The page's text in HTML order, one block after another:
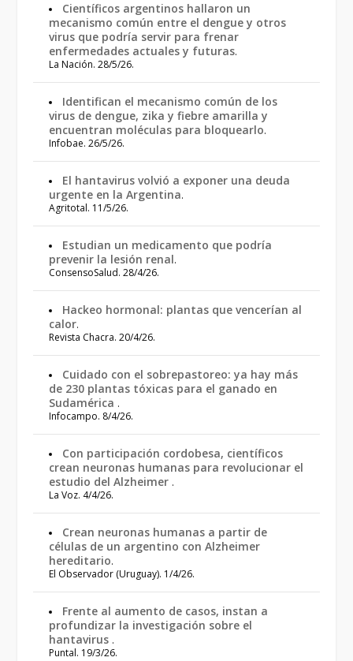
Científicos argentinos hallaron un
mecanismo común entre el dengue y otros
virus que podría servir para frenar
enfermedades actuales y futuras.
La Nación. 28/5/26.
Identifican el mecanismo común de los
virus de dengue, zika y fiebre amarilla y
encuentran moléculas para bloquearlo.
Infobae. 26/5/26.
El hantavirus volvió a exponer una deuda
urgente en la Argentina.
Agritotal. 11/5/26.
Estudian un medicamento que podría
prevenir la lesión renal.
ConsensoSalud. 28/4/26.
Hackeo hormonal: plantas que vencerían al
calor.
Revista Chacra. 20/4/26.
Cuidado con el sobrepastoreo: ya hay más
de 230 plantas tóxicas para el ganado en
Sudamérica .
Infocampo. 8/4/26.
Con participación cordobesa, científicos
crean neuronas humanas para revolucionar el
estudio del Alzheimer .
La Voz. 4/4/26.
Crean neuronas humanas a partir de
células de un argentino con Alzheimer
hereditario.
El Observador (Uruguay). 1/4/26.
Frente al aumento de casos, instan a
profundizar la investigación sobre el
hantavirus .
Puntal. 19/3/26.